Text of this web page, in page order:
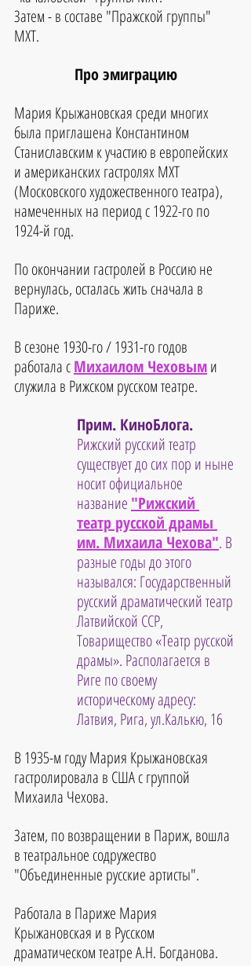
Затем - в составе "Пражской группы"
МХТ.
Про эмиграцию
Мария Крыжановская среди многих
была приглашена Константином
Станиславским к участию в европейских
и американских гастролях МХТ
(Московского художественного театра),
намеченных на период с 1922-го по
1924-й год.
По окончании гастролей в Россию не
вернулась, осталась жить сначала в
Париже.
В сезоне 1930-го / 1931-го годов
работала с Михаилом Чеховым и
служила в Рижском русском театре.
Прим. КиноБлога.
Рижский русский театр
существует до сих пор и ныне
носит официальное
название "Рижский
театр русской драмы
им. Михаила Чехова". В
разные годы до этого
назывался: Государственный
русский драматический театр
Латвийской ССР,
Товарищество «Театр русской
драмы». Располагается в
Риге по своему
историческому адресу:
Латвия, Рига, ул.Калькю, 16
В 1935-м году Мария Крыжановская
гастролировала в США с группой
Михаила Чехова.
Затем, по возвращении в Париж, вошла
в театральное содружество
"Объединенные русские артисты".
Работала в Париже Мария
Крыжановская и в Русском
драматическом театре А.Н. Богданова.